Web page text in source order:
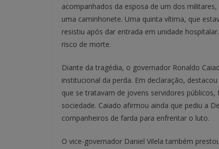
acompanhados da esposa de um dos
uma caminhonete. Uma quinta vítima, que
resistiu após dar entrada em unidade
risco de morte.
Diante da tragédia, o governador Ronaldo
institucional da perda. Em declaração,
que se tratavam de jovens servidores
sociedade. Caiado afirmou ainda que pediu a
companheiros de farda para enfrentar o luto.
O vice-governador Daniel Vilela também